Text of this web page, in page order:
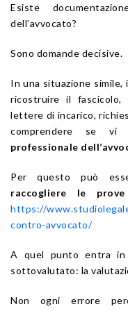
Esiste
dell’avvocato?
Sono domande decisive.
In una situazione
ricostruire il fascicolo,
lettere di incarico,
comprendere se
professionale
Per questo può
raccogliere le
https://
contro-avvocato/
A quel punto entra in
sottovalutato: la
Non ogni errore